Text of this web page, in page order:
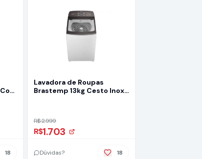
18
Lavadora de Roupas
Brastemp 13kg Cesto Inox
R$ 2.999
R$1.703
Dúvidas? 18